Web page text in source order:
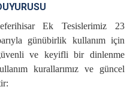
Ek Tesislerimiz 23
günübirlik kullanım için
ve keyifli bir dinlenme
kurallarımız ve güncel